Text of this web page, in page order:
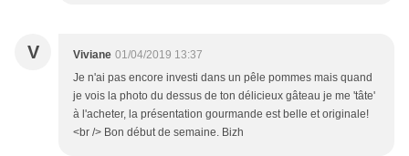
V Viviane 01/04/2019 13:37
Je n'ai pas encore investi dans un pêle pommes mais quand
je vois la photo du dessus de ton délicieux gâteau je me 'tâte'
à l'acheter, la présentation gourmande est belle et originale!
<br /> Bon début de semaine. Bizh